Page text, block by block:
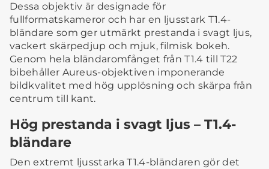
Dessa objektiv är designade för
fullformatskameror och har en ljusstark T1.4-
bländare som ger utmärkt prestanda i svagt ljus,
vackert skärpedjup och mjuk, filmisk bokeh.
Genom hela bländaromfånget från T1.4 till T22
bibehåller Aureus-objektiven imponerande
bildkvalitet med hög upplösning och skärpa från
centrum till kant.
Hög prestanda i svagt ljus – T1.4-
bländare
Den extremt ljusstarka T1.4-bländaren gör det